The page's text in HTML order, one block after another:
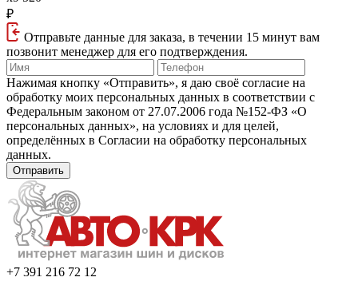
₽
Отправьте данные для заказа, в течении 15 минут вам
позвонит менеджер для его подтверждения.
Нажимая кнопку «Отправить», я даю своё согласие на
обработку моих персональных данных в соответствии с
Федеральным законом от 27.07.2006 года №152‑ФЗ «О
персональных данных», на условиях и для целей,
определённых в Согласии на обработку персональных
данных.
+7 391 216 72 12